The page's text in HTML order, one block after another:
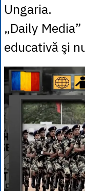
Ungaria.
„Daily
educativă şi